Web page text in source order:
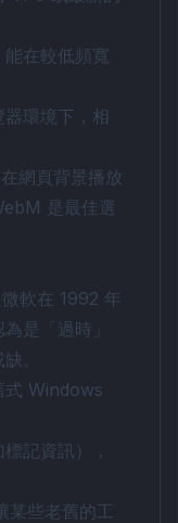
能在較低頻寬
器環境下，相
網頁背景播放
是最佳選
軟在 1992 年
是「過時」
。
式 Windows
記資訊），
某些老舊的工